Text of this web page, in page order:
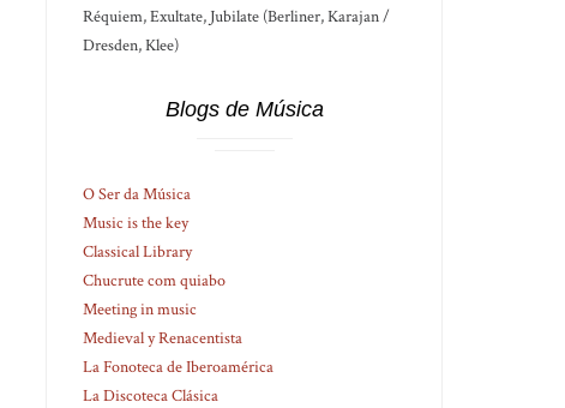
Réquiem, Exultate, Jubilate (Berliner, Karajan /
Dresden, Klee)
Blogs de Música
O Ser da Música
Music is the key
Classical Library
Chucrute com quiabo
Meeting in music
Medieval y Renacentista
La Fonoteca de Iberoamérica
La Discoteca Clásica